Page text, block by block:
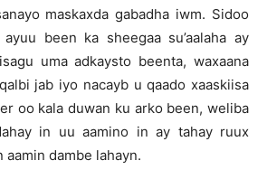
maskaxda gabadha iwm. Sidoo
been ka sheegaa su’aalaha ay
uma adkaysto beenta, waxaana
jab iyo nacayb u qaado xaaskiisa
oo kala duwan ku arko been, weliba
in uu aamino in ay tahay ruux
aamin dambe lahayn.